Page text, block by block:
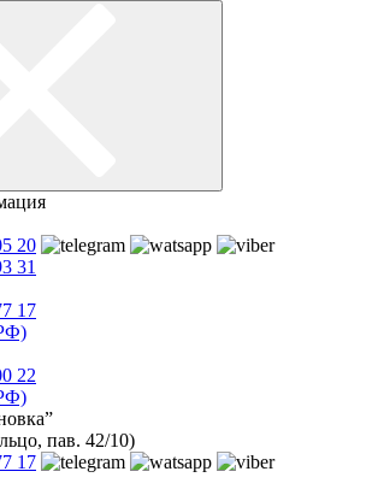
20
31
17
22
пав. 42/10)
17